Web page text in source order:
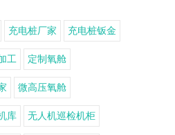
充电桩厂家 充电桩钣金
工 定制氧舱
微高压氧舱
库 无人机巡检机柜